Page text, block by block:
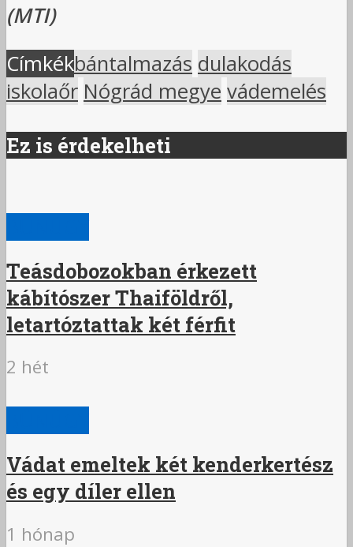
(MTI)
Címkékbántalmazás dulakodás
iskolaőr Nógrád megye vádemelés
Ez is érdekelheti
Teásdobozokban érkezett
kábítószer Thaiföldről,
letartóztattak két férfit
2 hét
Vádat emeltek két kenderkertész
és egy díler ellen
1 hónap